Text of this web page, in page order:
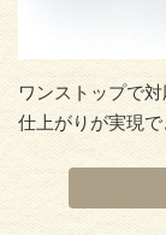
ワンストップで
仕上がりが実現で